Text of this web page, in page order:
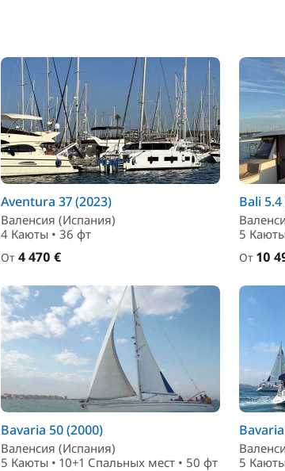
Aventura 37 (2023)
Валенсия (Испания)
4 Каюты • 36 фт
От 4 470 €
Bali
5
От 10
Bavaria 50 (2000)
Валенсия (Испания)
5 Каюты • 10+1 Спальныx мест • 50 фт
5